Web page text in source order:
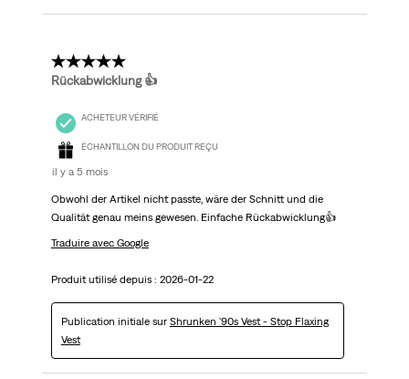
5 étoile(s) sur 5.
Rückabwicklung 👍
ACHETEUR VÉRIFIÉ
ÉCHANTILLON DU PRODUIT REÇU
il y a 5 mois
Obwohl der Artikel nicht passte, wäre der Schnitt und die
Qualität genau meins gewesen. Einfache Rückabwicklung👍
Traduire avec Google
Produit utilisé depuis : 2026-01-22
Publication initiale sur Shrunken '90s Vest - Stop Flaxing
Vest